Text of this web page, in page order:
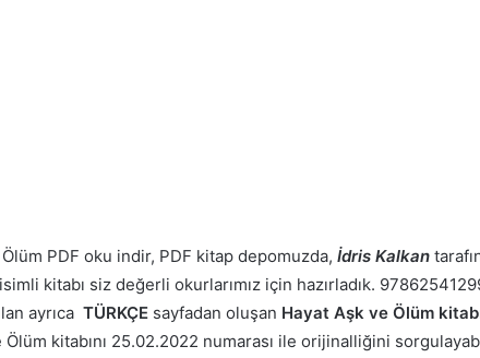
PDF oku indir, PDF kitap depomuzda, İdris Kalkan
kitabı siz değerli okurlarımız için hazırladık.
ayrıca TÜRKÇE sayfadan oluşan Hayat Aşk ve Ölüm
Ölüm kitabını 25.02.2022 numarası ile orijinalliğini